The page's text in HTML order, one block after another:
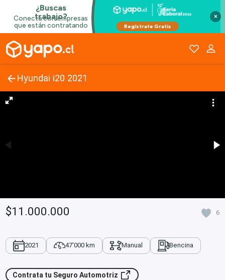
×
Hyundai i20 2021
$11.000.000 6
2021 47'000 km Manual Bencina
Contrata tu Seguro Automotriz